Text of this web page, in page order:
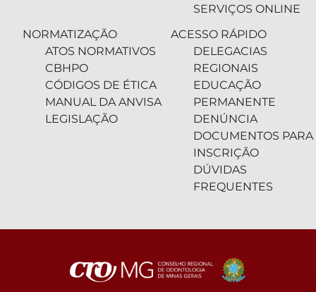
SERVIÇOS ONLINE
NORMATIZAÇÃO
ATOS NORMATIVOS
CBHPO
CÓDIGOS DE ÉTICA
MANUAL DA ANVISA
LEGISLAÇÃO
ACESSO RÁPIDO
DELEGACIAS
REGIONAIS
EDUCAÇÃO
PERMANENTE
DENÚNCIA
DOCUMENTOS PARA
INSCRIÇÃO
DÚVIDAS
FREQUENTES